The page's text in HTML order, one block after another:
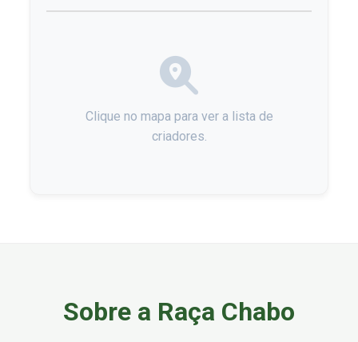
Clique no mapa para ver a lista de
criadores.
Sobre a Raça Chabo